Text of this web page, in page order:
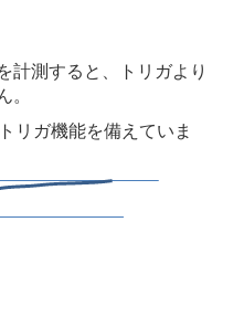
計測すると、トリガより
。
リガ機能を備えていま